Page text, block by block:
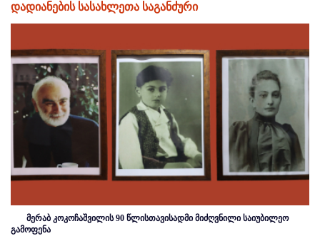
დადიანების სასახლეთა საგანძური
მერაბ კოკოჩაშვილის 90 წლისთავისადმი მიძღვნილი საიუბილეო
გამოფენა